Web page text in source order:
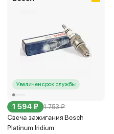
Увеличен срок службы
1 594 ₽ 1 753 ₽
Свеча зажигания Bosch
Platinum Iridium